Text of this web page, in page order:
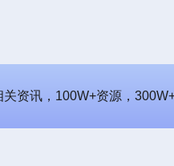
资讯，100W+资源，